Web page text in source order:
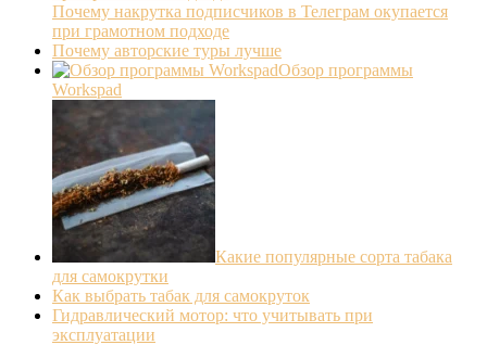
Почему накрутка подписчиков в Телеграм окупается
при грамотном подходе
Почему авторские туры лучше
Обзор программы
Workspad
Какие популярные сорта табака
для самокрутки
Как выбрать табак для самокруток
Гидравлический мотор: что учитывать при
эксплуатации